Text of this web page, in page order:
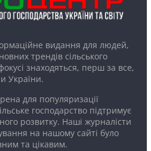
видання для людей,
трендів сільського
знаходяться, перш за все,
України.
для популяризації
господарство підтримує
розвитку. Наші журналісти
на нашому сайті було
та цікавим.